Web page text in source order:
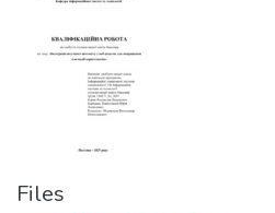
Files